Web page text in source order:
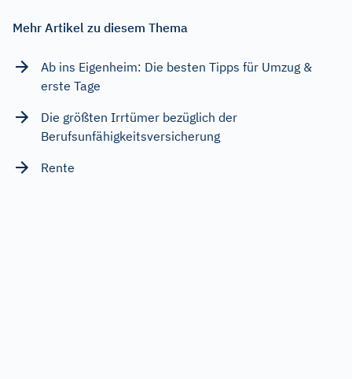
Mehr Artikel zu diesem Thema
Ab ins Eigenheim: Die besten Tipps für Umzug &
erste Tage
Die größten Irrtümer bezüglich der
Berufsunfähigkeitsversicherung
Rente